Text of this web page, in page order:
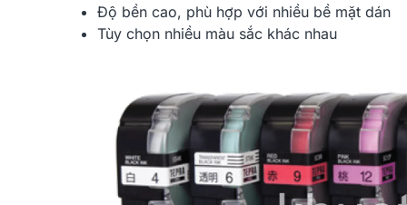
Độ bền cao, phù hợp với nhiều bề mặt dán
Tùy chọn nhiều màu sắc khác nhau